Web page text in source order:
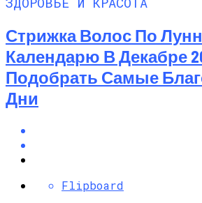
Стрижка Волос По
Календарю В Декабре
Подобрать Самые
Дни
Flipboard